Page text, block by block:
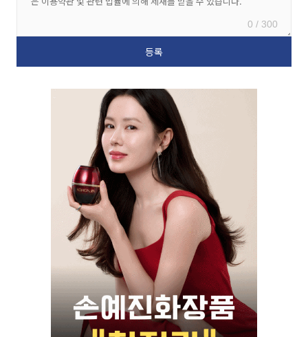
0 / 300